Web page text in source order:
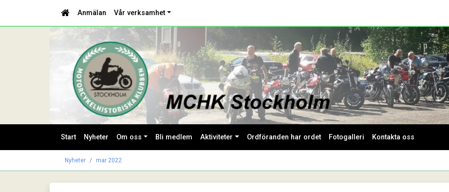
Anmälan Vår verksamhet
Start Nyheter Om oss Bli medlem Aktiviteter Ordföranden har ordet Fotogalleri Kontakta oss
Nyheter mar 2022